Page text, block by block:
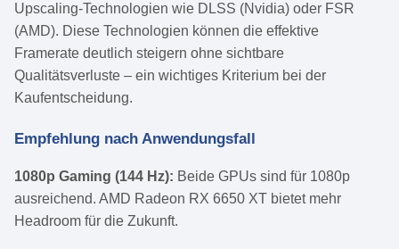
Upscaling-Technologien wie DLSS (Nvidia) oder FSR
(AMD). Diese Technologien können die effektive
Framerate deutlich steigern ohne sichtbare
Qualitätsverluste – ein wichtiges Kriterium bei der
Kaufentscheidung.
Empfehlung nach Anwendungsfall
1080p Gaming (144 Hz): Beide GPUs sind für 1080p
ausreichend. AMD Radeon RX 6650 XT bietet mehr
Headroom für die Zukunft.